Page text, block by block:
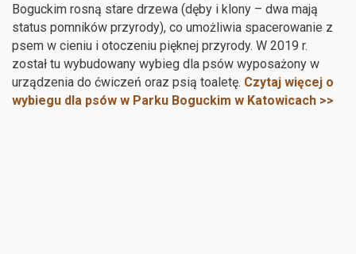
Boguckim rosną stare drzewa (dęby i klony – dwa mają
status pomników przyrody), co umożliwia spacerowanie z
psem w cieniu i otoczeniu pięknej przyrody. W 2019 r.
został tu wybudowany wybieg dla psów wyposażony w
urządzenia do ćwiczeń oraz psią toaletę. Czytaj więcej o
wybiegu dla psów w Parku Boguckim w Katowicach >>